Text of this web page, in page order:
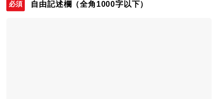
自由記述欄 （全角1000字以下）